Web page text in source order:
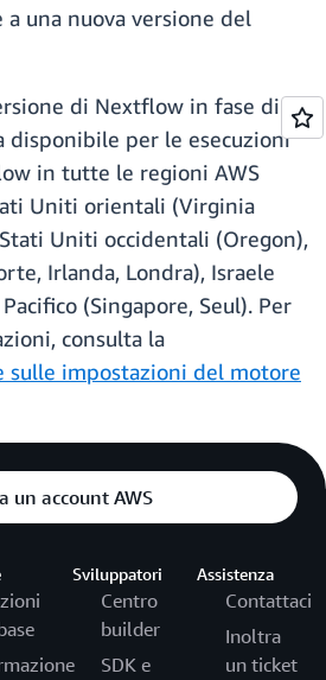
a una nuova versione del
di Nextflow in fase di
disponibile per le esecuzioni
in tutte le regioni AWS
Uniti orientali (Virginia
Uniti occidentali (Oregon),
Irlanda, Londra), Israele
(Singapore, Seul). Per
consulta la
sulle impostazioni del motore
un account AWS
Sviluppatori
Centro
builder
SDK e
Assistenza
Contattaci
Inoltra
un ticket